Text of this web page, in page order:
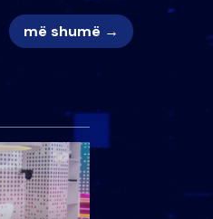
më shumë →